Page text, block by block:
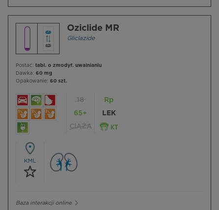
Oziclide MR
Gliclazide
Postać: tabl. o zmodyf. uwalnianiu
Dawka: 60 mg
Opakowanie: 60 szt.
18
65+
CIĄŻA
Rp
LEK
KML
Baza interakcji online